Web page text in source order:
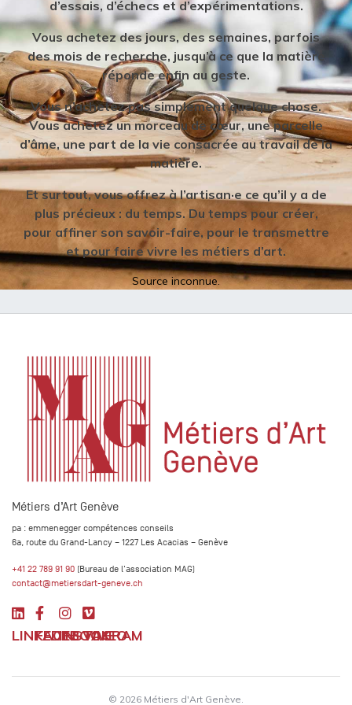
d’essais, d’échecs et d’expérimentations.
Vous achetez des jours, des semaines, parfois
des mois de recherche, jusqu’à ce que la matière
réponde enfin au geste.
Vous n’achetez pas simplement quelque chose.
Vous achetez un morceau de cœur, une parcelle
d’âme, une part de la vie consacrée au travail de la
matière.
Et surtout, vous offrez à l’artisan·e ce qu’il y a de
plus précieux : du temps. Du temps pour créer,
pour affiner son savoir-faire, pour le transmettre
et pour faire vivre les métiers d’art.
Source inconnue.
Métiers d’Art Genève
pa : emmenegger compétences conseils
6a, route du Grand-Lancy – 1227 Les Acacias – Genève
+41 22 789 91 90 (Bureau de l'association MAG)
contact@metiersdart-geneve.ch
LINKEDIN
FACEBOOK
INSTAGRAM
VIMEO
© 2026 Métiers d'Art Genève.